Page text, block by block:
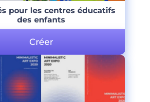
pour les centres éducatifs
des enfants
Créer